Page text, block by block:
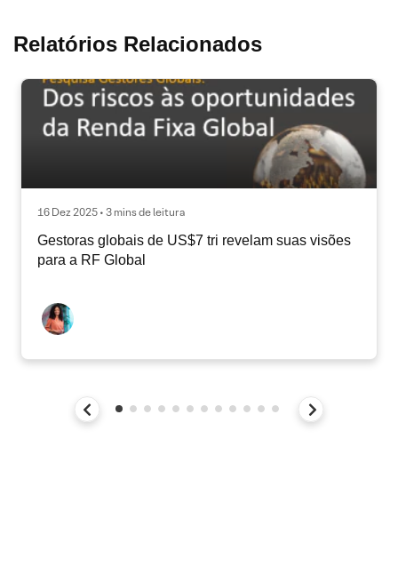
Relatórios Relacionados
16 Dez 2025 • 3 mins de leitura
Gestoras globais de US$7 tri revelam suas visões
para a RF Global